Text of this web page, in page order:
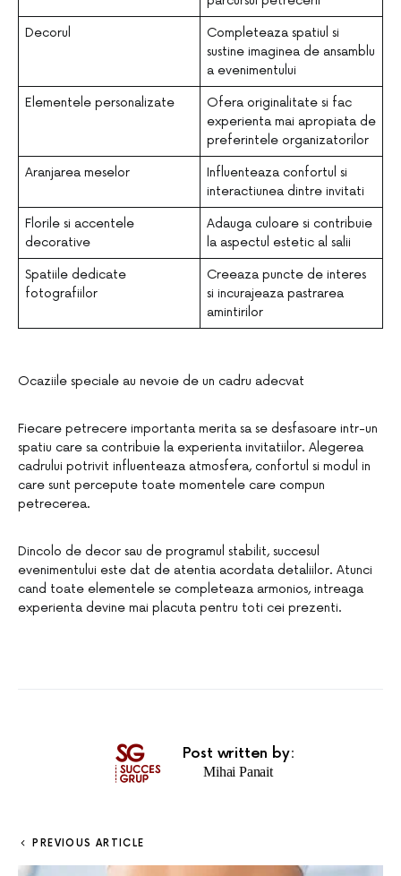
Decorul
Completeaza spatiul si
sustine imaginea de ansamblu
a evenimentului
Elementele personalizate
Ofera originalitate si fac
experienta mai apropiata de
preferintele organizatorilor
Aranjarea meselor
Influenteaza confortul si
interactiunea dintre invitati
Florile si accentele
decorative
Adauga culoare si contribuie
la aspectul estetic al salii
Spatiile dedicate
fotografiilor
Creeaza puncte de interes
si incurajeaza pastrarea
amintirilor
Ocaziile speciale au nevoie de un cadru adecvat
Fiecare petrecere importanta merita sa se desfasoare intr-un
spatiu care sa contribuie la experienta invitatiilor. Alegerea
cadrului potrivit influenteaza atmosfera, confortul si modul in
care sunt percepute toate momentele care compun
petrecerea.
Dincolo de decor sau de programul stabilit, succesul
evenimentului este dat de atentia acordata detaliilor. Atunci
cand toate elementele se completeaza armonios, intreaga
experienta devine mai placuta pentru toti cei prezenti.
Post written by:
Mihai Panait
PREVIOUS ARTICLE